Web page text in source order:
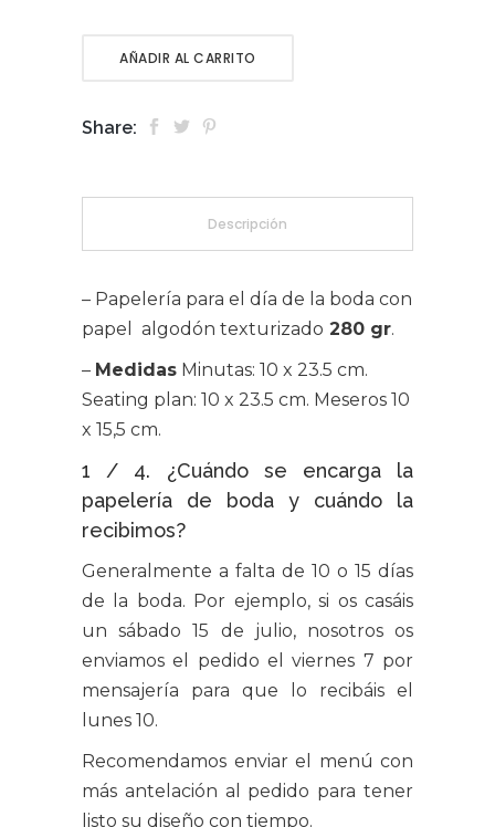
AÑADIR AL CARRITO
Share:
Descripción
– Papelería para el día de la boda con
papel algodón texturizado 280 gr.
– Medidas Minutas: 10 x 23.5 cm.
Seating plan: 10 x 23.5 cm. Meseros 10
x 15,5 cm.
1 / 4. ¿Cuándo se encarga la
papelería de boda y cuándo la
recibimos?
Generalmente a falta de 10 o 15 días
de la boda. Por ejemplo, si os casáis
un sábado 15 de julio, nosotros os
enviamos el pedido el viernes 7 por
mensajería para que lo recibáis el
lunes 10.
Recomendamos enviar el menú con
más antelación al pedido para tener
listo su diseño con tiempo.